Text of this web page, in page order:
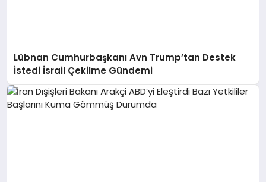
Lübnan Cumhurbaşkanı Avn Trump’tan Destek
İstedi İsrail Çekilme Gündemi